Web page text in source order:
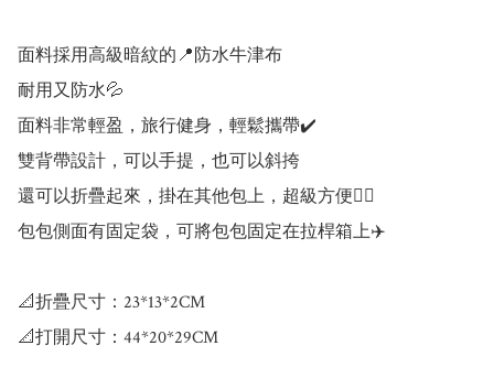
面料採用高級暗紋的📍防水牛津布
耐用又防水💦
面料非常輕盈，旅行健身，輕鬆攜帶✔️
雙背帶設計，可以手提，也可以斜挎
還可以折疊起來，掛在其他包上，超級方便👍🏻
包包側面有固定袋，可將包包固定在拉桿箱上✈️
📐折疊尺寸：23*13*2CM
📐打開尺寸：44*20*29CM